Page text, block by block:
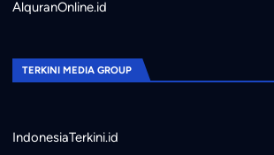
AlquranOnline.id
TERKINI MEDIA GROUP
IndonesiaTerkini.id